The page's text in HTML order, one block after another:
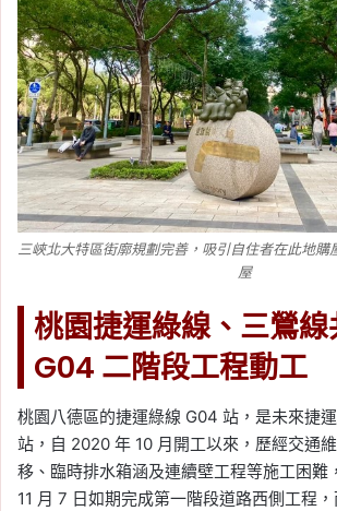
三峽北大特區街廓規劃完善，吸引自住者在此地購
屋
桃園捷運綠線、三鶯
G04 二階段工程動工
桃園八德區的捷運綠線 G04 站，是未來捷
站，自 2020 年 10 月開工以來，歷經交通
移、臨時排水箱涵及連續壁工程等施工困
11 月 7 日如期完成第一階段道路西側工程